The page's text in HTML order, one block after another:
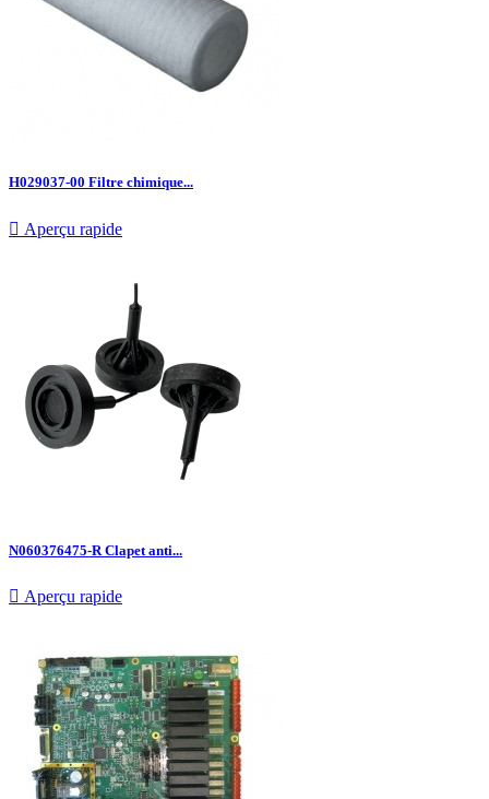
H029037-00 Filtre chimique...
 Aperçu rapide
N060376475-R Clapet anti...
 Aperçu rapide